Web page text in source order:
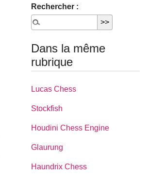
Rechercher :
Dans la même
rubrique
Lucas Chess
Stockfish
Houdini Chess Engine
Glaurung
Haundrix Chess